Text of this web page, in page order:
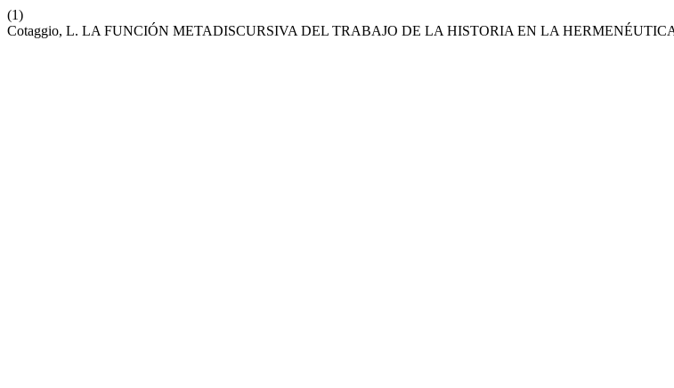
(1)
Cotaggio, L. LA FUNCIÓN METADISCURSIVA DEL TRABAJO DE LA HISTORIA EN LA